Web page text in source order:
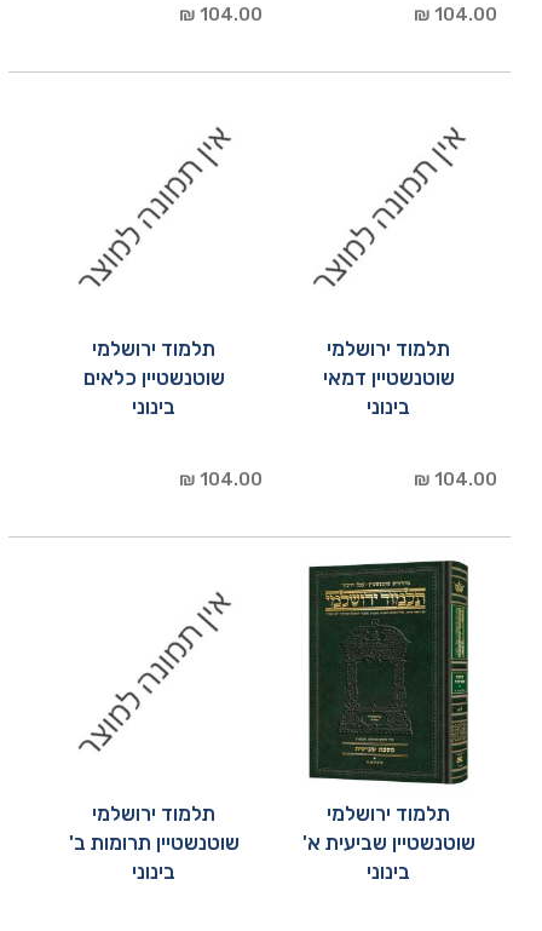
104.00 ₪
104.00 ₪
תלמוד ירושלמי
שוטנשטיין דמאי
בינוני
104.00 ₪
תלמוד ירושלמי
שוטנשטיין כלאים
בינוני
104.00 ₪
תלמוד ירושלמי
שוטנשטיין שביעית א'
בינוני
תלמוד ירושלמי
שוטנשטיין תרומות ב'
בינוני